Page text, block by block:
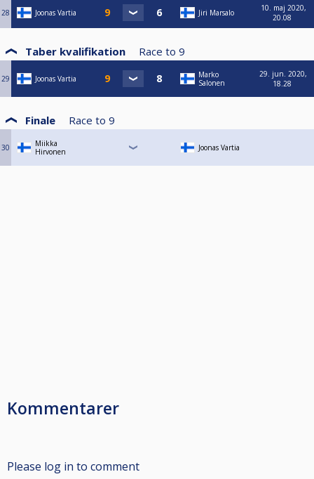
28 Joonas Vartia Jiri Marsalo
10. maj 2020,
20.08
Taber kvalifikation Race to 9
29 Joonas Vartia
Marko
Salonen
29. jun. 2020,
18.28
Finale Race to 9
30
Miikka
Hirvonen
Joonas Vartia
Kommentarer
Please log in to comment